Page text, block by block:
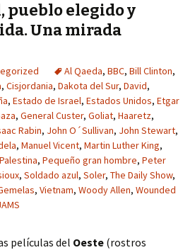
pueblo elegido y
Una mirada
Al Qaeda, BBC, Bill Clinton,
, Cisjordania, Dakota del Sur, David,
, Estado de Israel, Estados Unidos, Etgar
, General Custer, Goliat, Haaretz,
Rabin, John O´Sullivan, John Stewart,
, Manuel Vicent, Martin Luther King,
Palestina, Pequeño gran hombre, Peter
, Soldado azul, Soler, The Daily Show,
, Vietnam, Woody Allen, Wounded
películas del Oeste (rostros